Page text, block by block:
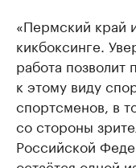
«Пермский край
кикбоксинге.
работа
к этому виду
спортсменов, в
со стороны
Российской